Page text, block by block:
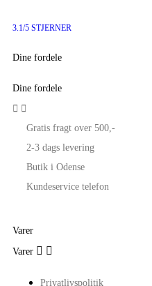
3.1/5 STJERNER
Dine fordele
Dine fordele
 
Gratis fragt over 500,-
2-3 dags levering
Butik i Odense
Kundeservice telefon
Varer
Varer  
Privatlivspolitik